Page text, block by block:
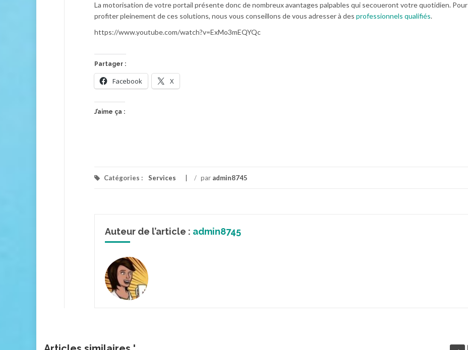
La motorisation de votre portail présente donc de nombreux avantages palpables qui secoueront votre quotidien. Pour
profiter pleinement de ces solutions, nous vous conseillons de vous adresser à des professionnels qualifiés.
https://www.youtube.com/watch?v=ExMo3mEQYQc
Partager :
Facebook X
J’aime ça :
Catégories : Services / par admin8745
Auteur de l’article : admin8745